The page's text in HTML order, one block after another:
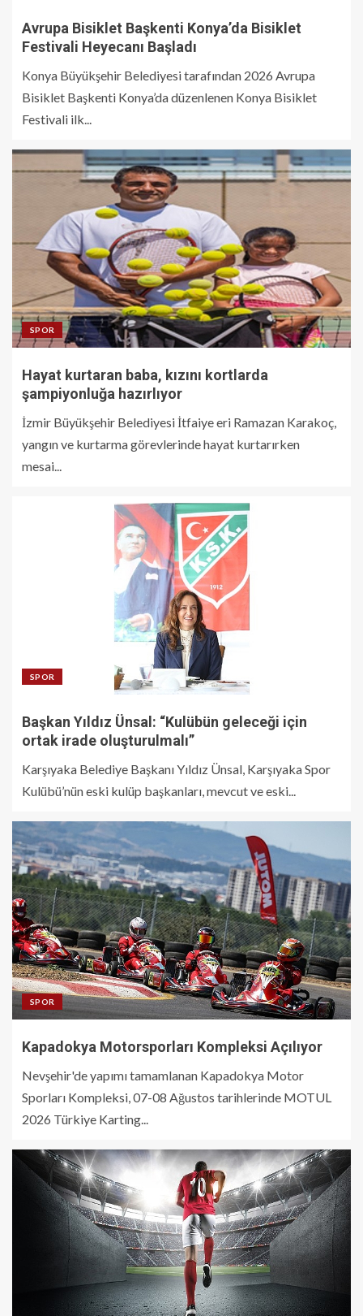
Avrupa Bisiklet Başkenti Konya’da Bisiklet
Festivali Heyecanı Başladı
Konya Büyükşehir Belediyesi tarafından 2026 Avrupa
Bisiklet Başkenti Konya’da düzenlenen Konya Bisiklet
Festivali ilk...
SPOR
Hayat kurtaran baba, kızını kortlarda
şampiyonluğa hazırlıyor
İzmir Büyükşehir Belediyesi İtfaiye eri Ramazan Karakoç,
yangın ve kurtarma görevlerinde hayat kurtarırken
mesai...
SPOR
Başkan Yıldız Ünsal: “Kulübün geleceği için
ortak irade oluşturulmalı”
Karşıyaka Belediye Başkanı Yıldız Ünsal, Karşıyaka Spor
Kulübü’nün eski kulüp başkanları, mevcut ve eski...
SPOR
Kapadokya Motorsporları Kompleksi Açılıyor
Nevşehir'de yapımı tamamlanan Kapadokya Motor
Sporları Kompleksi, 07-08 Ağustos tarihlerinde MOTUL
2026 Türkiye Karting...